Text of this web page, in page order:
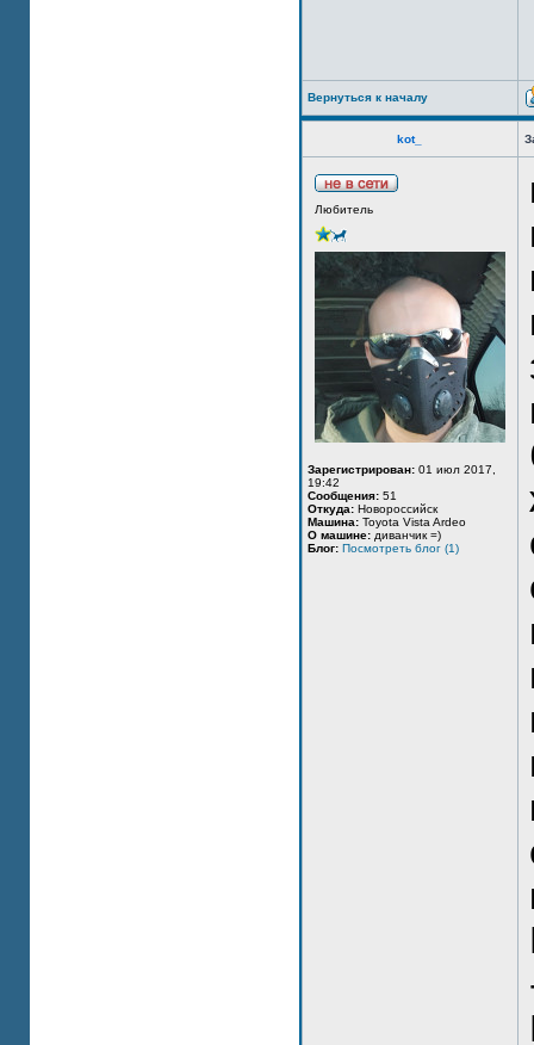
Вернуться к началу
kot_
Любитель
Зарегистрирован: 01 июл 2017,
19:42
Сообщения: 51
Откуда: Новороссийск
Машина: Toyota Vista Ardeo
О машине: диванчик =)
Блог: Посмотреть блог (1)